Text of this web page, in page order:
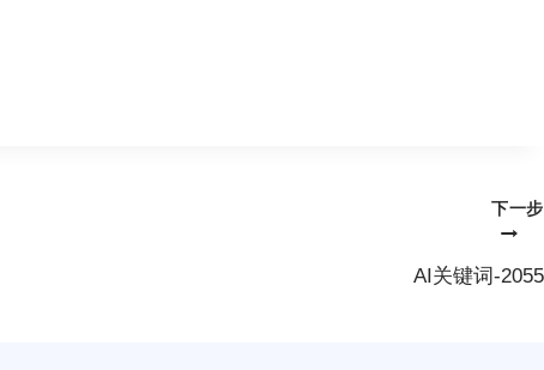
下一步
AI关键词-2055